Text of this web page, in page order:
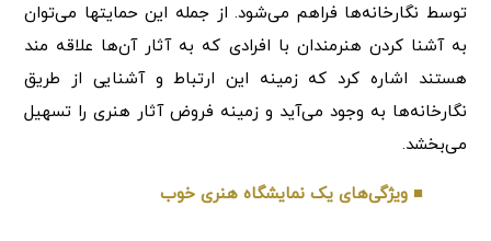
توسط نگارخانه‌ها فراهم می‌شود. از جمله این حمایتها می‌توان
به آشنا کردن هنرمندان با افرادی که به آثار آن‌ها علاقه مند
هستند اشاره کرد که زمینه این ارتباط و آشنایی از طریق
نگارخانه‌ها به وجود می‌آید و زمینه فروض آثار هنری را تسهیل
می‌بخشد.
■ ویژگی‌های یک نمایشگاه هنری خوب